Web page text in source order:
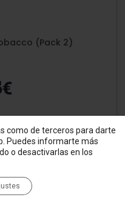
(Pack 2)
€
como de terceros para darte
Puedes informarte más
o desactivarlas en los